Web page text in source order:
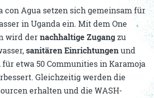
con Agua setzen sich gemeinsam für
in Uganda ein. Mit dem One
wird dernachhaltige Zugangzu
sanitären Einrichtungenund
für etwa 50 Communities in Karamoja
Gleichzeitig werden die
erhalten und die WASH-